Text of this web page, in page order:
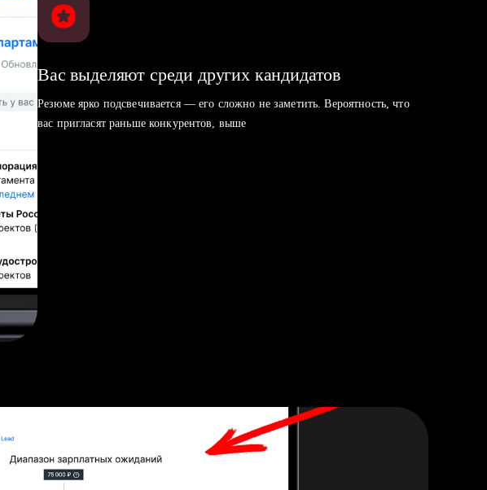
Вас выделяют среди других кандидатов
Резюме ярко подсвечивается — его сложно не заметить. Вероятность, что
вас пригласят раньше конкурентов, выше